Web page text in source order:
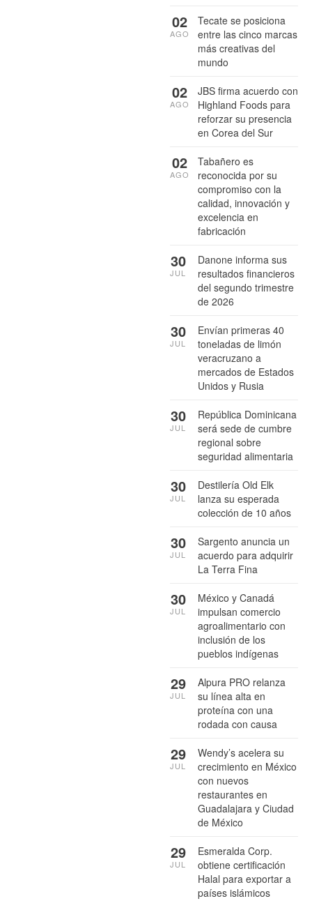
Tecate se posiciona
entre las cinco marcas
más creativas del
mundo
02
AGO
JBS firma acuerdo con
Highland Foods para
reforzar su presencia
en Corea del Sur
02
AGO
Tabañero es
reconocida por su
compromiso con la
calidad, innovación y
excelencia en
fabricación
02
AGO
Danone informa sus
resultados financieros
del segundo trimestre
de 2026
30
JUL
Envían primeras 40
toneladas de limón
veracruzano a
mercados de Estados
Unidos y Rusia
30
JUL
República Dominicana
será sede de cumbre
regional sobre
seguridad alimentaria
30
JUL
Destilería Old Elk
lanza su esperada
colección de 10 años
30
JUL
Sargento anuncia un
acuerdo para adquirir
La Terra Fina
30
JUL
México y Canadá
impulsan comercio
agroalimentario con
inclusión de los
pueblos indígenas
30
JUL
Alpura PRO relanza
su línea alta en
proteína con una
rodada con causa
29
JUL
Wendy’s acelera su
crecimiento en México
con nuevos
restaurantes en
Guadalajara y Ciudad
de México
29
JUL
Esmeralda Corp.
obtiene certificación
Halal para exportar a
países islámicos
29
JUL